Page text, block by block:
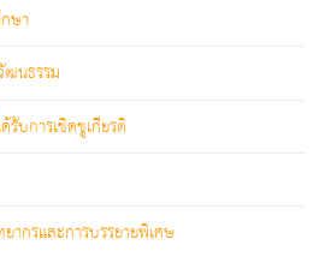
ษา
ฒนธรรม
บการเชิดชูเกียรติ
ากรและการบรรยายพิเศษ